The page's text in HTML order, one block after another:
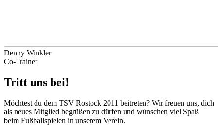
Denny Winkler
Co-Trainer
Tritt uns bei!
Möchtest du dem TSV Rostock 2011 beitreten? Wir freuen uns, dich
als neues Mitglied begrüßen zu dürfen und wünschen viel Spaß
beim Fußballspielen in unserem Verein.